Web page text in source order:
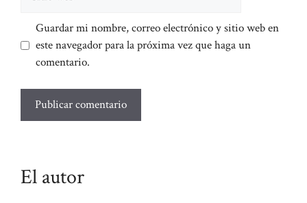
Guardar mi nombre, correo electrónico y sitio web en
este navegador para la próxima vez que haga un
comentario.
El autor